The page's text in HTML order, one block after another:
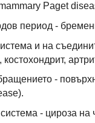
Paget
период -
и на
-
- цироза на